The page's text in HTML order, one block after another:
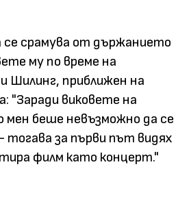
срамува от държанието
му по време на
Шилинг, приближен на
"Заради виковете на
мен беше невъзможно да се
тогава за първи път видях
филм като концерт."